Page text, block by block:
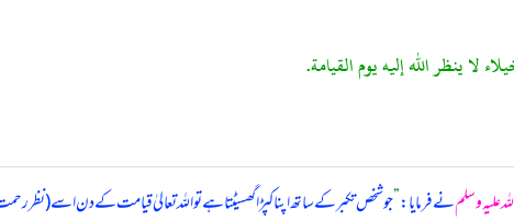
علیہ وسلمنے فرمایا:”جو شخص تکبر کے ساتھ اپنا کپڑا گھسیٹتا ہے تو اللہ تعالیٰ قیامت کے دن اسے (نظر